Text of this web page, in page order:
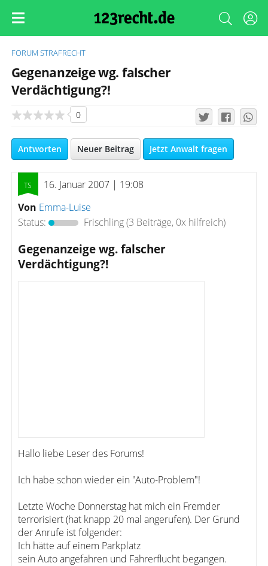
FORUM STRAFRECHT
Gegenanzeige wg. falscher
Verdächtigung?!
0
Antworten Neuer Beitrag Jetzt Anwalt fragen
16. Januar 2007 | 19:08
Von Emma-Luise
Status:
Frischling(3 Beiträge, 0x hilfreich)
Gegenanzeige wg. falscher
Verdächtigung?!
Hallo liebe Leser des Forums!
Ich habe schon wieder ein "Auto-Problem"!
Letzte Woche Donnerstag hat mich ein Fremder
terrorisiert (hat knapp 20 mal angerufen). Der Grund
der Anrufe ist folgender:
Ich hätte auf einem Parkplatz
sein Auto angefahren und Fahrerflucht begangen.